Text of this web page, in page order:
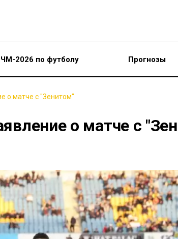
ЧМ-2026 по футболу Прогнозы
о матче с "Зенитом"
о матче с